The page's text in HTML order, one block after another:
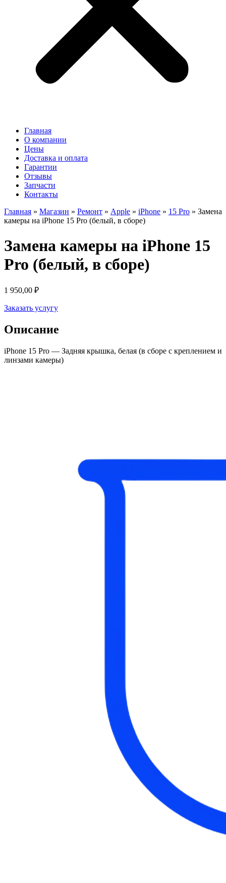
Главная
О компании
Цены
Доставка и оплата
Гарантии
Отзывы
Запчасти
Контакты
Главная » Магазин » Ремонт » Apple » iPhone » 15 Pro » Замена
камеры на iPhone 15 Pro (белый, в сборе)
Замена камеры на iPhone 15
Pro (белый, в сборе)
1 950,00 ₽
Заказать услугу
Описание
iPhone 15 Pro — Задняя крышка, белая (в сборе с креплением и
линзами камеры)